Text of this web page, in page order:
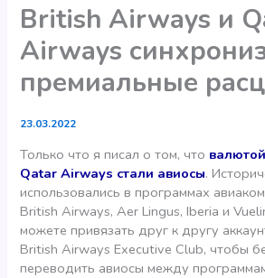
British Airways и
Airways
премиальные
23.03.2022
Только что я писал о том, что
Qatar Airways стали авиосы.
использовались в программах
British Airways, Aer Lingus, Iberia и
можете привязать друг к другу
British Airways Executive Club, чтобы
переводить авиосы между